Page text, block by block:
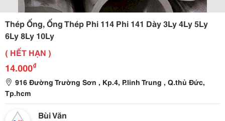
Thép Ống, Ống Thép Phi 114 Phi 141 Dày 3Ly 4Ly 5Ly
6Ly 8Ly 10Ly
( HẾT HẠN )
14.000₫
916 Đường Trường Sơn , Kp.4, P.linh Trung , Q.thủ Đức,
Tp.hcm
Bùi Văn